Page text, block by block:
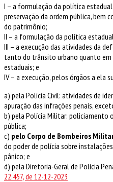
I – a formulação da política estadual
preservação da ordem pública, bem
do patrimônio;
II – a formulação da política
III – a execução das atividades da
tanto do trânsito urbano quanto em
estaduais; e
IV – a execução, pelos órgãos a ela
a) pela Polícia Civil: atividades de
apuração das infrações penais,
b) pela Polícia Militar: policiamento
pública;
c) pelo Corpo de Bombeiros
do poder de polícia sobre
pânico; e
d) pela Diretoria-Geral de Polícia
22.457, de 12-12-2023